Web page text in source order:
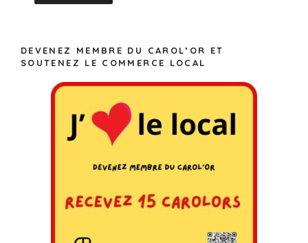
DEVENEZ MEMBRE DU CAROL’OR ET
SOUTENEZ LE COMMERCE LOCAL